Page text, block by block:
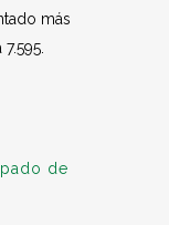
más
de